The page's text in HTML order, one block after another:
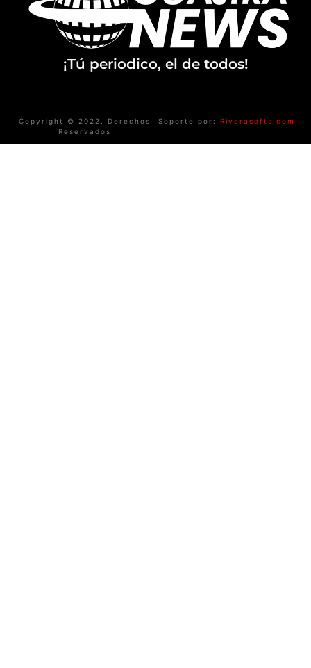
¡Tú periodico, el de todos!
Copyright © 2022. Derechos
Reservados
Soporte por: Riverasofts.com